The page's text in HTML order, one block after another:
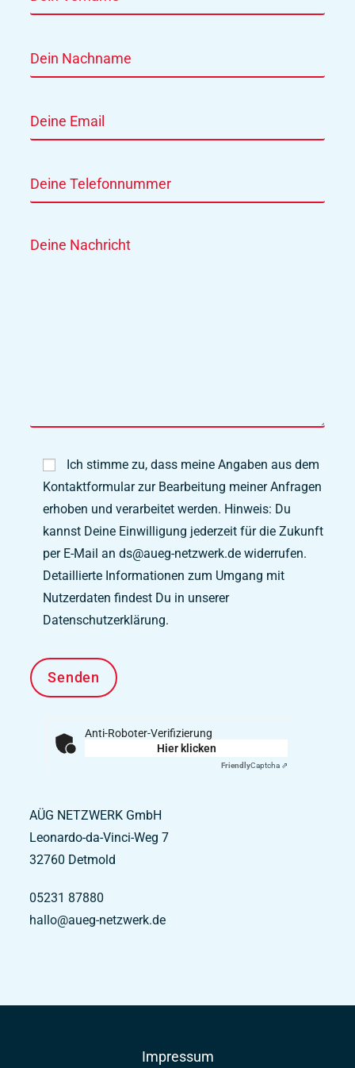
Ich stimme zu, dass meine Angaben aus dem
Kontaktformular zur Bearbeitung meiner Anfragen
erhoben und verarbeitet werden. Hinweis: Du
kannst Deine Einwilligung jederzeit für die Zukunft
per E-Mail an ds@aueg-netzwerk.de widerrufen.
Detaillierte Informationen zum Umgang mit
Nutzerdaten findest Du in unserer
Datenschutzerklärung.
Anti-Roboter-Verifizierung
Hier klicken
FriendlyCaptcha ⇗
AÜG NETZWERK GmbH
Leonardo-da-Vinci-Weg 7
32760 Detmold
05231 87880
hallo@aueg-netzwerk.de
Impressum